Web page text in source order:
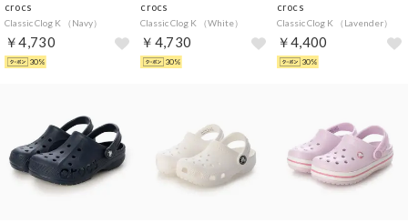
crocs
Classic Clog K （Navy）
￥4,730
30%
crocs
Classic Clog K （White）
￥4,730
30%
crocs
Classic Clog K （Lavender）
￥4,400
30%